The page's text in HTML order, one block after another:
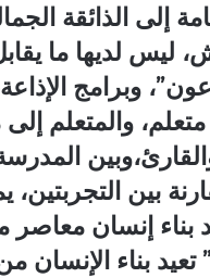
إلى الذائقة
ليس لديها ما
وبرامج
متعلم، والمتعلم
بين
بناء إنسان
بناء الإنسان